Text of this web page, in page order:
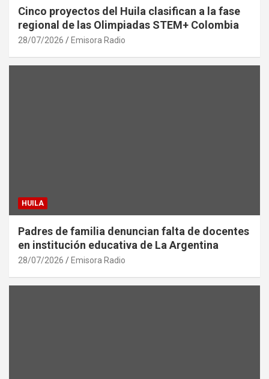
Cinco proyectos del Huila clasifican a la fase
regional de las Olimpiadas STEM+ Colombia
28/07/2026 Emisora Radio
HUILA
Padres de familia denuncian falta de docentes
en institución educativa de La Argentina
28/07/2026 Emisora Radio